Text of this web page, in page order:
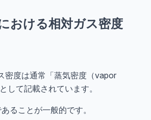
おける相対ガス密度
密度は通常「蒸気密度（vapor
して記載されています。
ることが一般的です。